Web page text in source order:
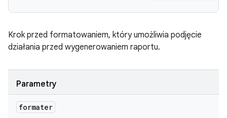
Krok przed formatowaniem, który umożliwia podjęcie
działania przed wygenerowaniem raportu.
Parametry
formater